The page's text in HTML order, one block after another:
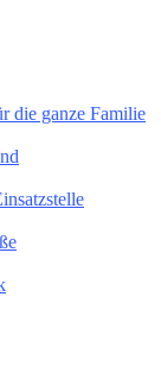
die ganze Familie